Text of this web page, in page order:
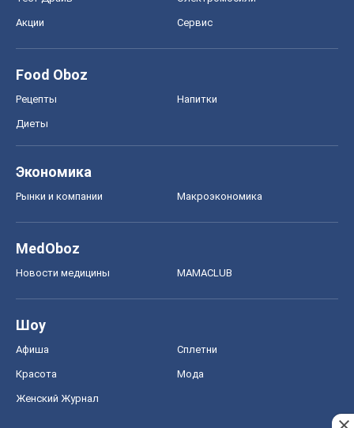
Акции Сервис
Food Oboz
Рецепты Напитки
Диеты
Экономика
Рынки и компании Mакроэкономика
MedOboz
Новости медицины MAMACLUB
Шоу
Афиша Сплетни
Красота Мода
Женский Журнал